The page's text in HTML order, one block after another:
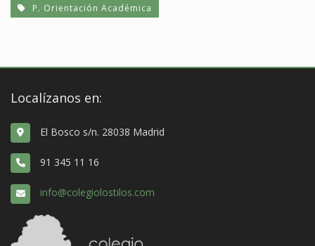
P. Orientación Académica
Localízanos en:
El Bosco s/n. 28038 Madrid
91 345 11 16
info@colegiolostilos.com